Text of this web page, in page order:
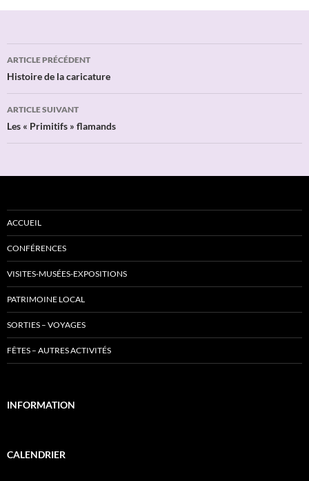
Navigation
des
articles
ARTICLE PRÉCÉDENT
Histoire de la caricature
ARTICLE SUIVANT
Les « Primitifs » flamands
ACCUEIL
CONFÉRENCES
VISITES-MUSÉES-EXPOSITIONS
PATRIMOINE LOCAL
SORTIES – VOYAGES
FÊTES – AUTRES ACTIVITÉS
INFORMATION
CALENDRIER